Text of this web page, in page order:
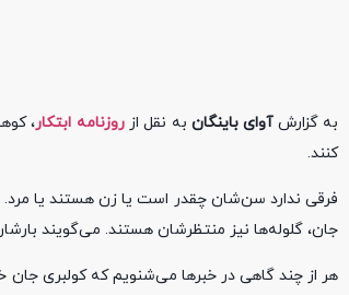
به گزارشآوای باینگانبه نقل ازروزنامه ابتکار،
کنند.
فرقی ندارد سن‌شان چقدر است یا زن هستند یا مرد.
جان، گلوله‌ها نیز منتظرشان هستند. می‌گویند
هر از چند گاهی در خبرها می‌شنویم که کولبری